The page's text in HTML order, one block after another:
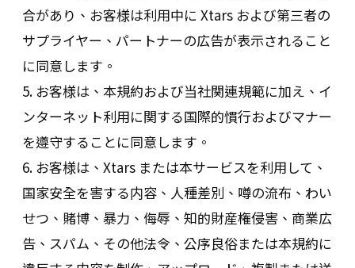
合があり、お客様は利用中に Xtars および第三者の
サプライヤー、パートナーの広告が表示されること
に同意します。
5. お客様は、本規約および当社関連規範に加え、イ
ンターネット利用に関する国際的慣行およびマナー
を遵守することに同意します。
6. お客様は、Xtars または本サービスを利用して、
国家安全を害する内容、人種差別、噂の流布、わい
せつ、賭博、暴力、侮辱、知的財産権侵害、商業広
告、スパム、その他法令、公序良俗または本規約に